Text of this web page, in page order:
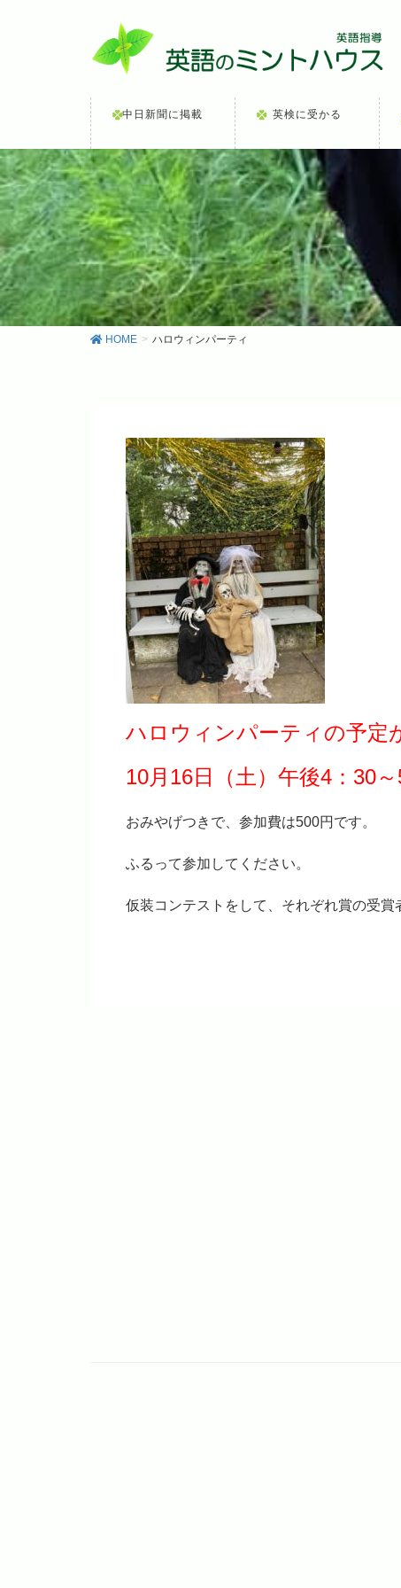
中日新聞に掲載 英検に受かる
HOME ハロウィンパーティ
ハロウィンパーティの予定
10月16日（土）午後4：30～
おみやげつきで、参加費は500円です。
ふるって参加してください。
仮装コンテストをして、それぞれ賞の受賞